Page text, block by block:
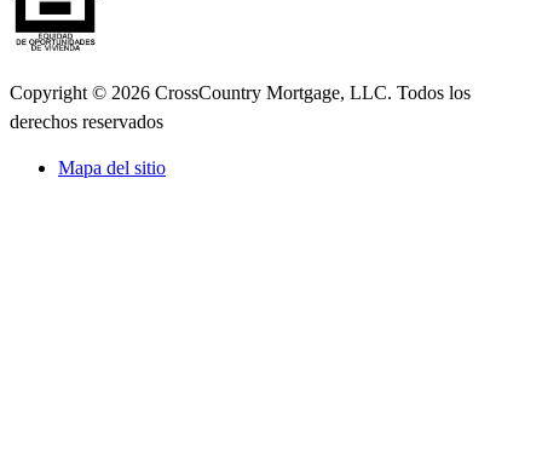
Copyright © 2026 CrossCountry Mortgage, LLC. Todos los
derechos reservados
Mapa del sitio